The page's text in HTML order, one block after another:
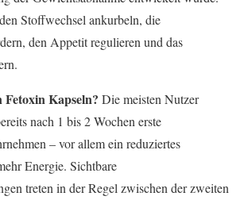
Stoffwechsel ankurbeln, die
den Appetit regulieren und das
Kapseln? Die meisten Nutzer
nach 1 bis 2 Wochen erste
– vor allem ein reduziertes
Energie. Sichtbare
treten in der Regel zwischen der zweiten